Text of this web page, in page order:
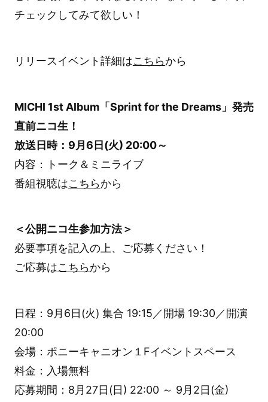
チェックしてみて欲しい！
リリースイベント詳細はこちらから
MICHI 1st Album「Sprint for the Dreams」発売
直前ニコ生！
放送日時：9月6日(火) 20:00～
内容：トーク＆ミニライブ
番組視聴はこちらから
＜公開ニコ生参加方法＞
必要事項を記入の上、ご応募ください！
ご応募はこちらから
日程：9月6日(火) 集合 19:15／開場 19:30／開演
20:00
会場：ポニーキャニオン１Fイベントスペース
料金：入場無料
応募期間：8月27日(日) 22:00 ～ 9月2日(金)